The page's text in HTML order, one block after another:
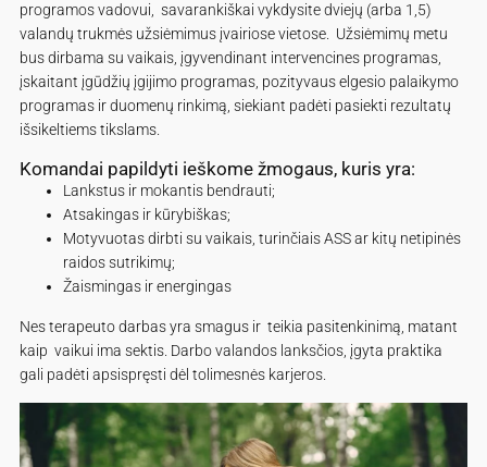
programos vadovui, savarankiškai vykdysite dviejų (arba 1,5)
valandų trukmės užsiėmimus įvairiose vietose. Užsiėmimų metu
bus dirbama su vaikais, įgyvendinant intervencines programas,
įskaitant įgūdžių įgijimo programas, pozityvaus elgesio palaikymo
programas ir duomenų rinkimą, siekiant padėti pasiekti rezultatų
išsikeltiems tikslams.
Komandai papildyti ieškome žmogaus, kuris yra:
Lankstus ir mokantis bendrauti;
Atsakingas ir kūrybiškas;
Motyvuotas dirbti su vaikais, turinčiais ASS ar kitų netipinės
raidos sutrikimų;
Žaismingas ir energingas
Nes terapeuto darbas yra smagus ir teikia pasitenkinimą, matant
kaip vaikui ima sektis. Darbo valandos lanksčios, įgyta praktika
gali padėti apsispręsti dėl tolimesnės karjeros.